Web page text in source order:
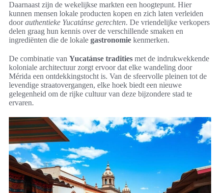
Daarnaast zijn de wekelijkse markten een hoogtepunt. Hier
kunnen mensen lokale producten kopen en zich laten verleiden
doorauthentieke Yucatánse gerechten. De vriendelijke verkopers
delen graag hun kennis over de verschillende smaken en
ingrediënten die de lokale gastronomie kenmerken.
De combinatie van Yucatánse tradities met de indrukwekkende
koloniale architectuur zorgt ervoor dat elke wandeling door
Mérida een ontdekkingstocht is. Van de sfeervolle pleinen tot de
levendige straatovergangen, elke hoek biedt een nieuwe
gelegenheid om de rijke cultuur van deze bijzondere stad te
ervaren.